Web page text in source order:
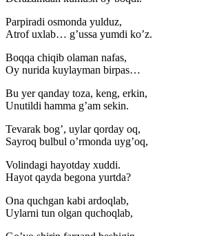
Parpiradi osmonda yulduz,
Atrof uxlab… g’ussa yumdi ko’z.
Boqqa chiqib olaman nafas,
Oy nurida kuylayman birpas…
Bu yer qanday toza, keng, erkin,
Unutildi hamma g’am sekin.
Tevarak bog’, uylar qorday oq,
Sayroq bulbul o’rmonda uyg’oq,
Volindagi hayotday xuddi.
Hayot qayda begona yurtda?
Ona quchgan kabi ardoqlab,
Uylarni tun olgan quchoqlab,